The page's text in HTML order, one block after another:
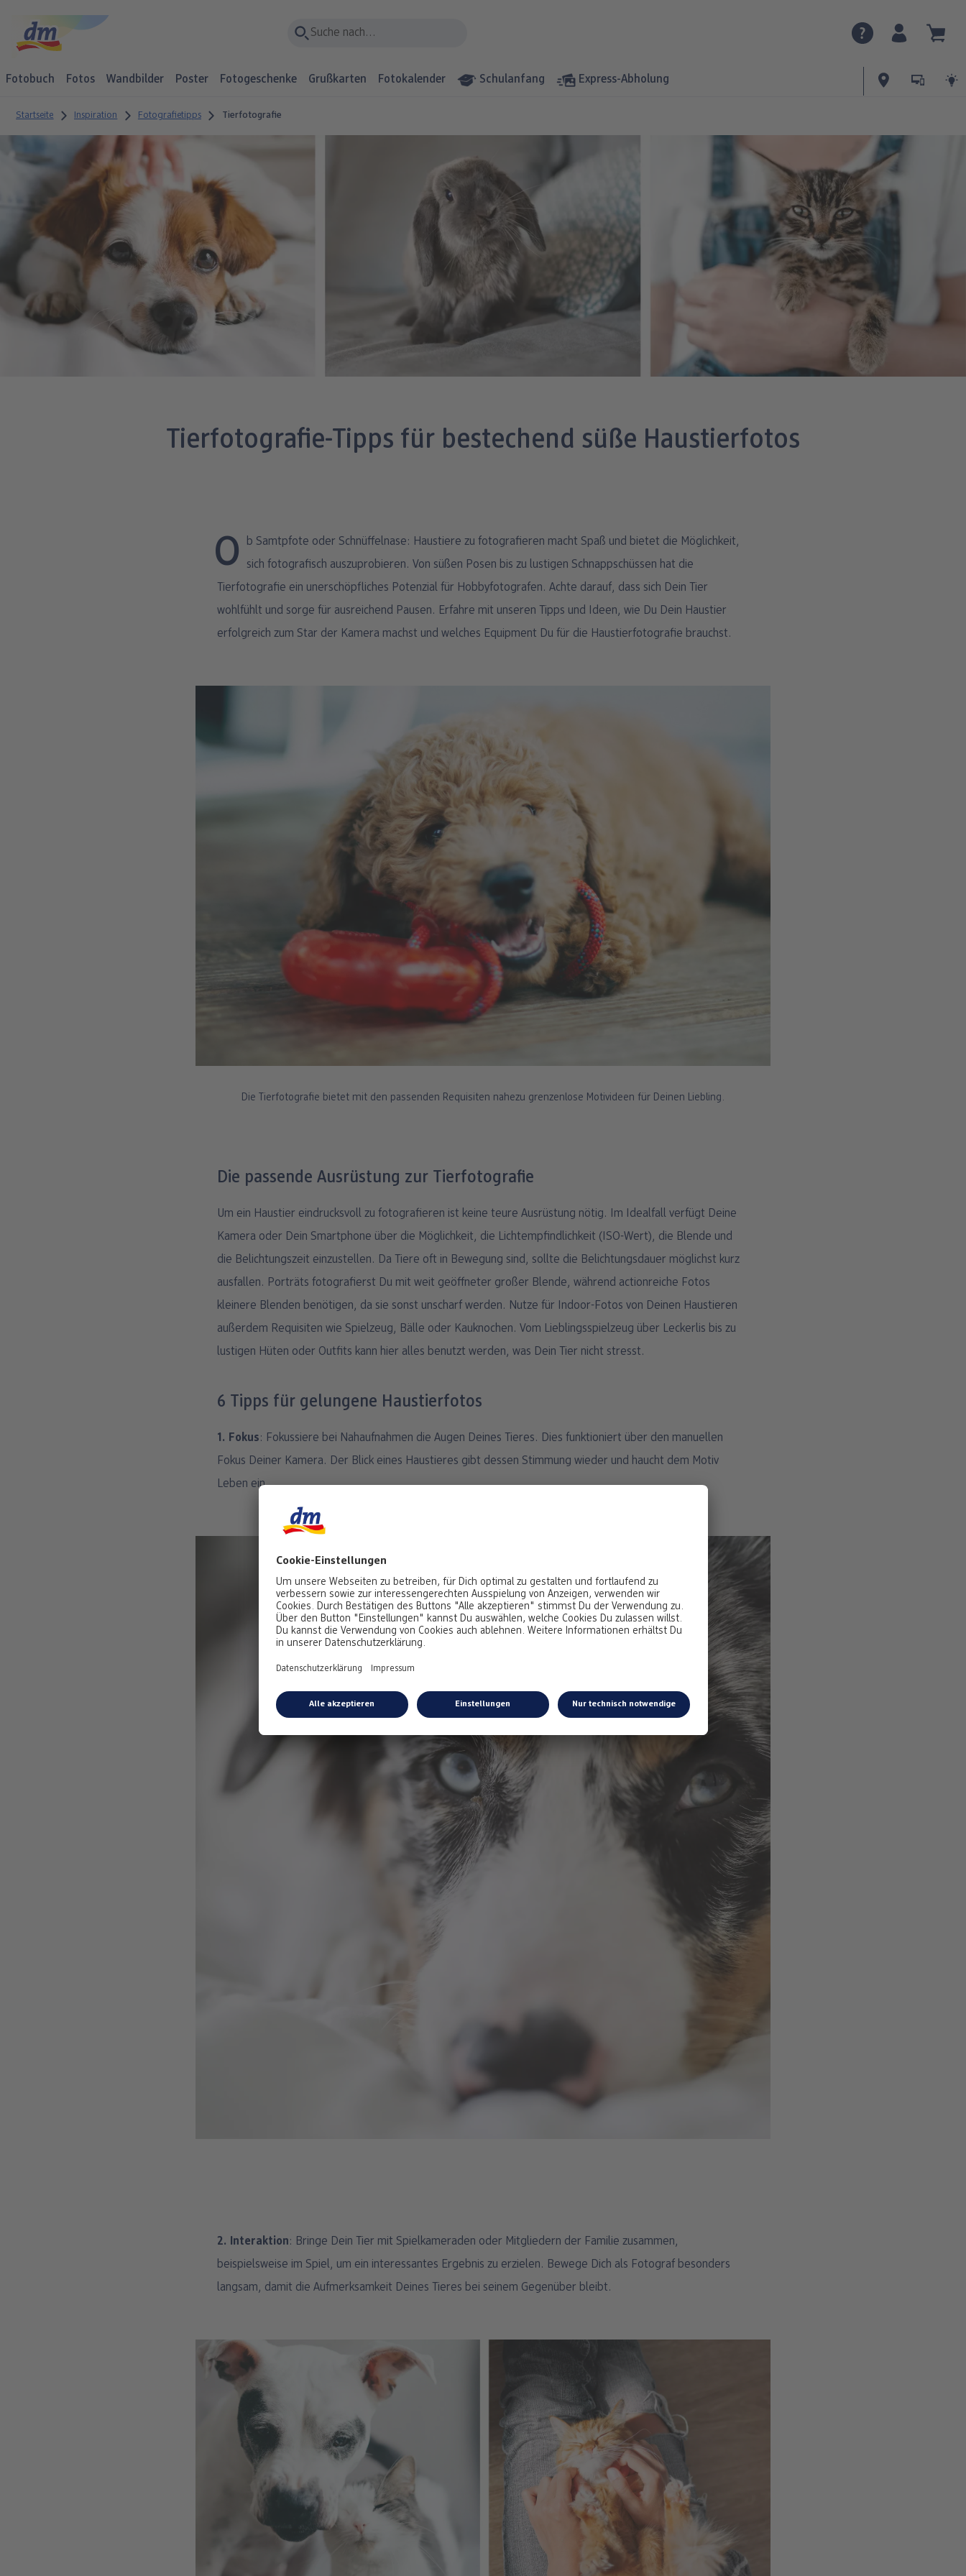
Fotobuch Fotos Wandbilder Poster Fotogeschenke Grußkarten Fotokalender Schulanfang Express-Abholung
Startseite Inspiration Fotografietipps Tierfotografie
Tierfotografie-Tipps für bestechend süße Haustierfotos
Ob Samtpfote oder Schnüffelnase: Haustiere zu fotografieren macht Spaß und bietet die Möglichkeit,
sich fotografisch auszuprobieren. Von süßen Posen bis zu lustigen Schnappschüssen hat die
Tierfotografie ein unerschöpfliches Potenzial für Hobbyfotografen. Achte darauf, dass sich Dein Tier
wohlfühlt und sorge für ausreichend Pausen. Erfahre mit unseren Tipps und Ideen, wie Du Dein Haustier
erfolgreich zum Star der Kamera machst und welches Equipment Du für die Haustierfotografie brauchst.
Die Tierfotografie bietet mit den passenden Requisiten nahezu grenzenlose Motivideen für Deinen Liebling.
Die passende Ausrüstung zur Tierfotografie
Um ein Haustier eindrucksvoll zu fotografieren ist keine teure Ausrüstung nötig. Im Idealfall verfügt Deine
Kamera oder Dein Smartphone über die Möglichkeit, die Lichtempfindlichkeit (ISO-Wert), die Blende und
die Belichtungszeit einzustellen. Da Tiere oft in Bewegung sind, sollte die Belichtungsdauer möglichst kurz
ausfallen. Porträts fotografierst Du mit weit geöffneter großer Blende, während actionreiche Fotos
kleinere Blenden benötigen, da sie sonst unscharf werden. Nutze für Indoor-Fotos von Deinen Haustieren
außerdem Requisiten wie Spielzeug, Bälle oder Kauknochen. Vom Lieblingsspielzeug über Leckerlis bis zu
lustigen Hüten oder Outfits kann hier alles benutzt werden, was Dein Tier nicht stresst.
6 Tipps für gelungene Haustierfotos
1. Fokus: Fokussiere bei Nahaufnahmen die Augen Deines Tieres. Dies funktioniert über den manuellen
Fokus Deiner Kamera. Der Blick eines Haustieres gibt dessen Stimmung wieder und haucht dem Motiv
Leben ein.
2. Interaktion: Bringe Dein Tier mit Spielkameraden oder Mitgliedern der Familie zusammen,
beispielsweise im Spiel, um ein interessantes Ergebnis zu erzielen. Bewege Dich als Fotograf besonders
langsam, damit die Aufmerksamkeit Deines Tieres bei seinem Gegenüber bleibt.